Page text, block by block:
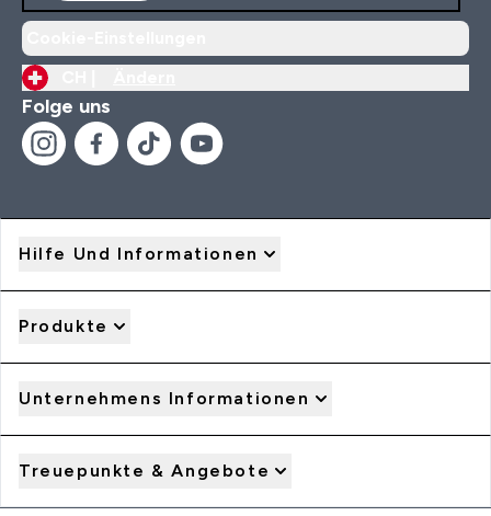
Folge uns
Hilfe Und Informationen
Produkte
Unternehmens Informationen
Treuepunkte & Angebote